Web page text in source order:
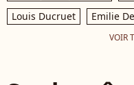
Louis Ducruet
Emilie
VOIR